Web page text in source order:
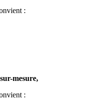
:
mesure,
: